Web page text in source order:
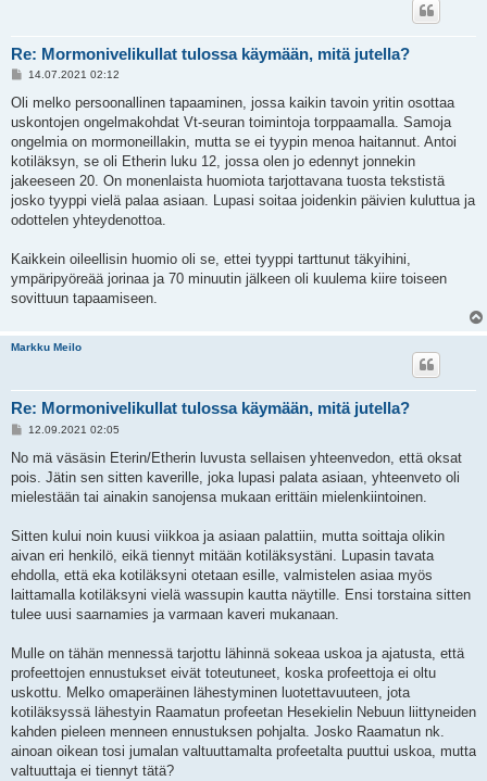
Re: Mormonivelikullat tulossa käymään, mitä jutella?
V
e
t
i
14.07.2021 02:12
Oli melko persoonallinen tapaaminen, jossa kaikin tavoin yritin osottaa
uskontojen ongelmakohdat Vt-seuran toimintoja torppaamalla. Samoja
ongelmia on mormoneillakin, mutta se ei tyypin menoa haitannut. Antoi
kotiläksyn, se oli Etherin luku 12, jossa olen jo edennyt jonnekin
jakeeseen 20. On monenlaista huomiota tarjottavana tuosta tekstistä
josko tyyppi vielä palaa asiaan. Lupasi soitaa joidenkin päivien kuluttua ja
odottelen yhteydenottoa.
Kaikkein oileellisin huomio oli se, ettei tyyppi tarttunut täkyihini,
ympäripyöreää jorinaa ja 70 minuutin jälkeen oli kuulema kiire toiseen
sovittuun tapaamiseen.
Markku Meilo
Re: Mormonivelikullat tulossa käymään, mitä jutella?
V
e
t
i
12.09.2021 02:05
No mä väsäsin Eterin/Etherin luvusta sellaisen yhteenvedon, että oksat
pois. Jätin sen sitten kaverille, joka lupasi palata asiaan, yhteenveto oli
mielestään tai ainakin sanojensa mukaan erittäin mielenkiintoinen.
Sitten kului noin kuusi viikkoa ja asiaan palattiin, mutta soittaja olikin
aivan eri henkilö, eikä tiennyt mitään kotiläksystäni. Lupasin tavata
ehdolla, että eka kotiläksyni otetaan esille, valmistelen asiaa myös
laittamalla kotiläksyni vielä wassupin kautta näytille. Ensi torstaina sitten
tulee uusi saarnamies ja varmaan kaveri mukanaan.
Mulle on tähän mennessä tarjottu lähinnä sokeaa uskoa ja ajatusta, että
profeettojen ennustukset eivät toteutuneet, koska profeettoja ei oltu
uskottu. Melko omaperäinen lähestyminen luotettavuuteen, jota
kotiläksyssä lähestyin Raamatun profeetan Hesekielin Nebuun liittyneiden
kahden pieleen menneen ennustuksen pohjalta. Josko Raamatun nk.
ainoan oikean tosi jumalan valtuuttamalta profeetalta puuttui uskoa, mutta
valtuuttaja ei tiennyt tätä?